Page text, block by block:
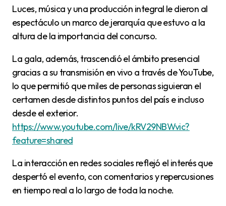
Luces, música y una producción integral le dieron al
espectáculo un marco de jerarquía que estuvo a la
altura de la importancia del concurso.
La gala, además, trascendió el ámbito presencial
gracias a su transmisión en vivo a través de YouTube,
lo que permitió que miles de personas siguieran el
certamen desde distintos puntos del país e incluso
desde el exterior.
https://www.youtube.com/live/kRV29NBWvic?
feature=shared
La interacción en redes sociales reflejó el interés que
despertó el evento, con comentarios y repercusiones
en tiempo real a lo largo de toda la noche.